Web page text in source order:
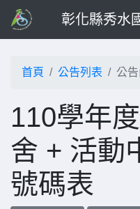
彰化縣秀水
首頁 公告列表 公
110學年
舍 + 活動
號碼表